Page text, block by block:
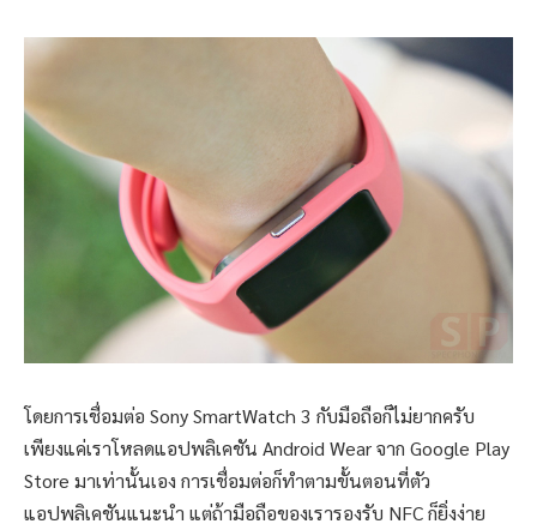
โดยการเชื่อมต่อ Sony SmartWatch 3 กับมือถือก็ไม่ยากครับ
เพียงแค่เราโหลดแอปพลิเคชัน Android Wear จาก Google Play
Store มาเท่านั้นเอง การเชื่อมต่อก็ทำตามขั้นตอนที่ตัว
แอปพลิเคชันแนะนำ แต่ถ้ามือถือของเรารองรับ NFC ก็ยิ่งง่าย